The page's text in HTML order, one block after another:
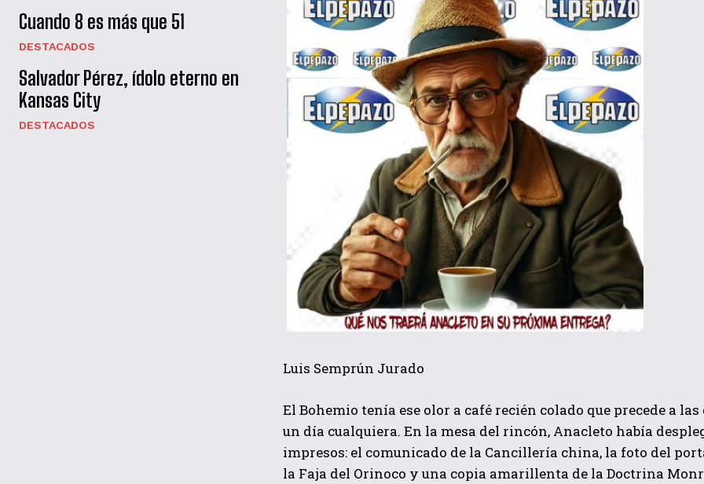
QUIERO SUSCRIBIRME
He leído y acepto lasPolítica de privacidad.
Cuando 8 es más que 51
DESTACADOS
Salvador Pérez, ídolo eterno en
Kansas City
DESTACADOS
Luis Semprún Jurado
El Bohemio tenía ese olor a café recién colado que precede a
un día cualquiera. En la mesa del rincón, Anacleto había
impresos: el comunicado de la Cancillería china, la foto del
la Faja del Orinoco y una copia amarillenta de la Doctrina